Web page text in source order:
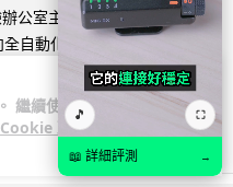
繼續使用
Cookie 政
公室主管兼副總裁 Jay Kim
全自動化 Agent... 閱讀全
🎵 ⛶
📖 詳細評測 →